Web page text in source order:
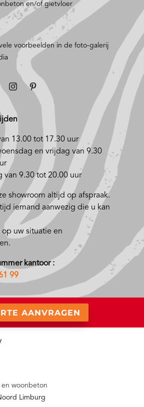
en/of gietvloer
voorbeelden in de foto-galerij
13.00 tot 17.30 uur
en vrijdag van 9.30
van 9.30 tot 20.00 uur
showroom altijd op afspraak.
iemand aanwezig die u kan
uw situatie en
kantoor :
99
AANVRAGEN
en woonbeton
Limburg